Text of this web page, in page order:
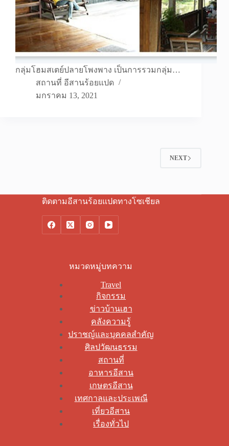
กลุ่มโฮมสเตย์ปลายโพงพาง เป็นการรวมกลุ่ม…
สถานที่ อีสานร้อยแปด
มกราคม 13, 2021
NEXT
ติดตามอีสานร้อยแปดทางโซเชียล
หมวดหมู่บทความ
Travel
กิจกรรม
ข่าวบ้านเฮา
คลังความรู้
ปราชญ์และบุคคลสำคัญ
ศิลปวัฒนธรรม
สถานที่
อาหารอีสาน
เกษตรอีสาน
เทศกาลและประเพณี
เที่ยวอีสาน
เรื่องทั่วไป